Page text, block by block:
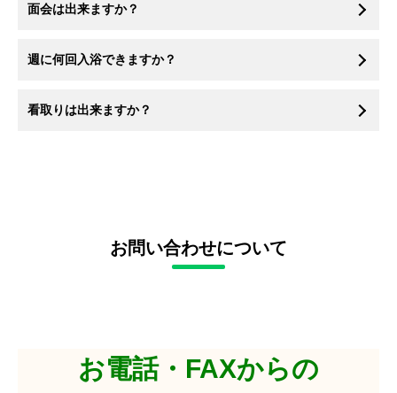
面会は出来ますか？
週に何回入浴できますか？
看取りは出来ますか？
お問い合わせについて
お電話・FAXからの